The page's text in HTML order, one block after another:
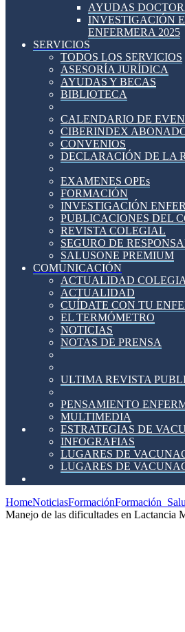
AYUDAS
INVESTIGACIÓN
ENFERMERA 2025
SERVICIOS
TODOS LOS SERVICIOS
ASESORÍA JURÍDICA
AYUDAS Y BECAS
BIBLIOTECA
CALENDARIO DE
CIBERINDEX
CONVENIOS
DECLARACIÓN DE LA
EXAMENES OPEs
FORMACIÓN
INVESTIGACIÓN
PUBLICACIONES DEL
REVISTA COLEGIAL
SEGURO DE
SALUSONE PREMIUM
COMUNICACIÓN
ACTUALIDAD
ACTUALIDAD
CUÍDATE CON TU
EL TERMÓMETRO
NOTICIAS
NOTAS DE PRENSA
ULTIMA REVISTA
PENSAMIENTO
MULTIMEDIA
ESTRATEGIAS DE
INFOGRAFIAS
LUGARES DE
LUGARES DE
HomeNoticiasFormación
Manejo de las dificultades en Lactancia